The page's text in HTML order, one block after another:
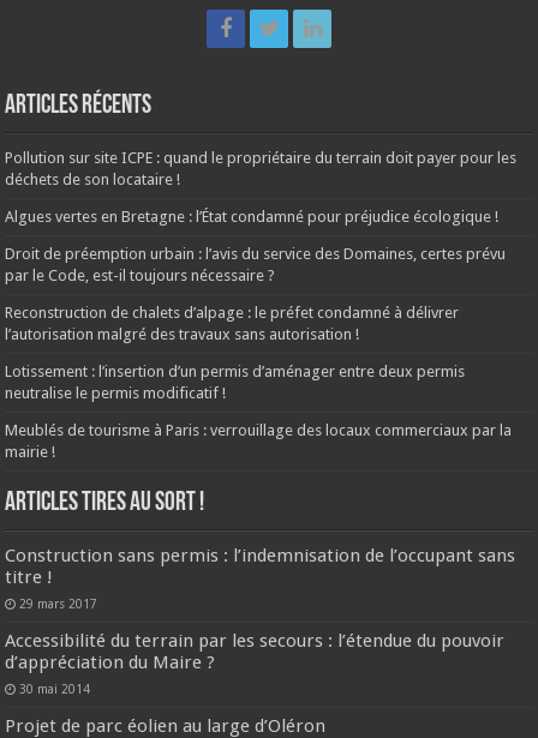
Articles récents
Pollution sur site ICPE : quand le propriétaire du terrain doit payer pour les
déchets de son locataire !
Algues vertes en Bretagne : l’État condamné pour préjudice écologique !
Droit de préemption urbain : l’avis du service des Domaines, certes prévu
par le Code, est-il toujours nécessaire ?
Reconstruction de chalets d’alpage : le préfet condamné à délivrer
l’autorisation malgré des travaux sans autorisation !
Lotissement : l’insertion d’un permis d’aménager entre deux permis
neutralise le permis modificatif !
Meublés de tourisme à Paris : verrouillage des locaux commerciaux par la
mairie !
ARTICLES TIRES AU SORT !
Construction sans permis : l’indemnisation de l’occupant sans
titre !
29 mars 2017
Accessibilité du terrain par les secours : l’étendue du pouvoir
d’appréciation du Maire ?
30 mai 2014
Projet de parc éolien au large d’Oléron